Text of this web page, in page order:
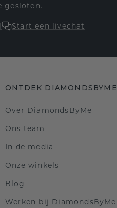
gesloten.
Start een livechat
ONTDEK DIAMONDSBYME
Over DiamondsByMe
Ons team
In de media
Onze winkels
Blog
Werken bij DiamondsByMe